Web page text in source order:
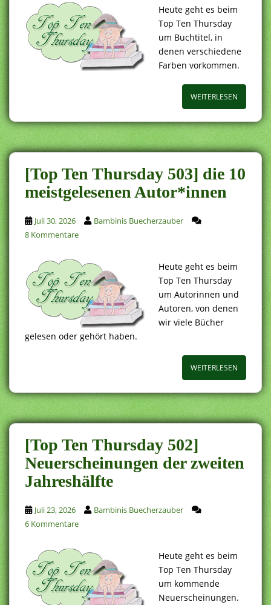
Heute geht es beim
Top Ten Thursday
um Buchtitel, in
denen verschiedene
Farben vorkommen.
WEITERLESEN
[Top Ten Thursday 503] die 10
meistgelesenen Autor*innen
Juli 30, 2026
Bambinis Buecherzauber
8 Kommentare
Heute geht es beim
Top Ten Thursday
um Autorinnen und
Autoren, von denen
wir viele Bücher
gelesen oder gehört haben.
WEITERLESEN
[Top Ten Thursday 502]
Neuerscheinungen der zweiten
Jahreshälfte
Juli 23, 2026
Bambinis Buecherzauber
6 Kommentare
Heute geht es beim
Top Ten Thursday
um kommende
Neuerscheinungen.